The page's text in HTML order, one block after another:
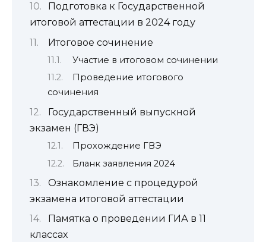
Подготовка к Государственной
итоговой аттестации в 2024 году
Итоговое сочинение
Участие в итоговом сочинении
Проведение итогового
сочинения
Государственный выпускной
экзамен (ГВЭ)
Прохождение ГВЭ
Бланк заявления 2024
Ознакомление с процедурой
экзамена итоговой аттестации
Памятка о проведении ГИА в 11
классах